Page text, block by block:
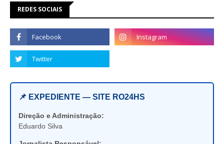
REDES SOCIAIS
📌 EXPEDIENTE — SITE RO24HS
Direção e Administração:
Eduardo Silva